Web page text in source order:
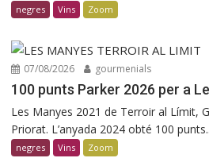
negres Vins Zoom
07/08/2026 gourmenials
100 punts Parker 2026 per a
Les Manyes 2021 de Terroir al Límit,
Priorat. L’anyada 2024 obté 100
negres Vins Zoom